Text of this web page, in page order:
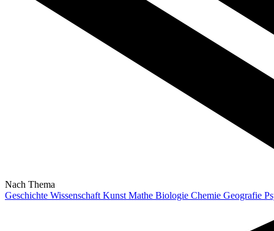
Nach Thema
Geschichte Wissenschaft Kunst Mathe Biologie Chemie Geografie